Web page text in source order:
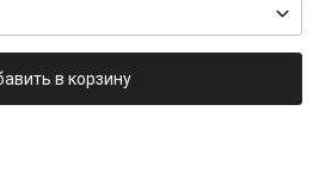
в корзину